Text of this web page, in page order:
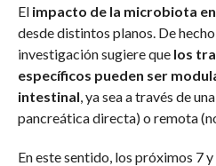
Elimpacto de la microbiota en
desde distintos planos. De
investigación sugiere quelos
específicos pueden ser
intestinal , ya sea a través de
pancreática directa) o remota
En este sentido, los próximos 7